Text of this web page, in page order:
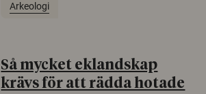
Arkeologi
Så mycket eklandskap
krävs för att rädda hotade